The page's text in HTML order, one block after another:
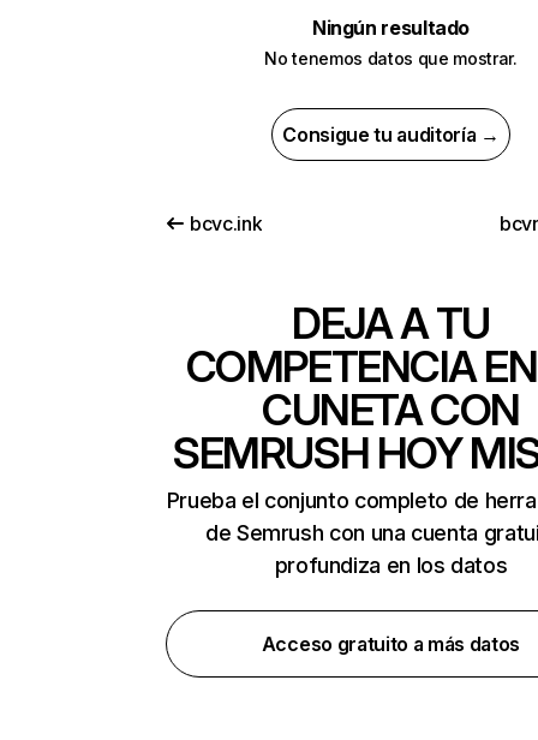
Ningún resultado
No tenemos datos que mostrar.
Consigue tu auditoría →
bcvc.ink
DEJA A TU
COMPETENCIA
CUNETA CON
SEMRUSH HOY
Prueba el conjunto completo de
de Semrush con una cuenta
profundiza en los datos
Acceso gratuito a más datos